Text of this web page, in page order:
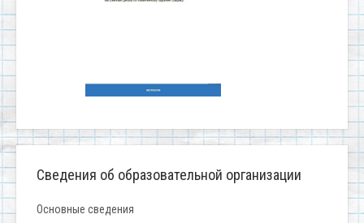
Сведения об образовательной организации
Основные сведения